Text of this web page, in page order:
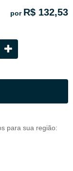
por R$ 132,53
para sua região: